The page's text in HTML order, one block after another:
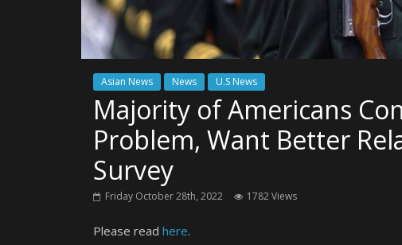
Asian News News U.S News
Majority of Americans
Problem, Want Better
Survey
Friday October 28th, 2022 1782 Views
Please read here.